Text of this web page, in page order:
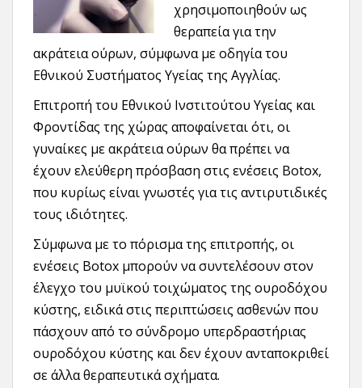
χρησιμοποιηθούν ως
θεραπεία για την
ακράτεια ούρων, σύμφωνα με οδηγία του
Εθνικού Συστήματος Υγείας της Αγγλίας.
Επιτροπή του Εθνικού Ινστιτούτου Υγείας και
Φροντίδας της χώρας αποφαίνεται ότι, οι
γυναίκες με ακράτεια ούρων θα πρέπει να
έχουν ελεύθερη πρόσβαση στις ενέσεις Botox,
που κυρίως είναι γνωστές για τις αντιρυτιδικές
τους ιδιότητες.
Σύμφωνα με το πόρισμα της επιτροπής, οι
ενέσεις Botox μπορούν να συντελέσουν στον
έλεγχο του μυϊκού τοιχώματος της ουροδόχου
κύστης, ειδικά στις περιπτώσεις ασθενών που
πάσχουν από το σύνδρομο υπερδραστήριας
ουροδόχου κύστης και δεν έχουν ανταποκριθεί
σε άλλα θεραπευτικά σχήματα.